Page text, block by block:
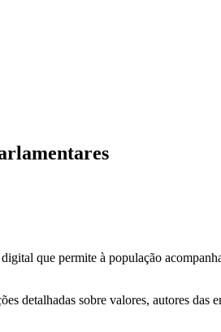
que permite à população
detalhadas sobre valores, autores das